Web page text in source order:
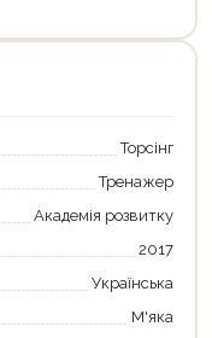
Торсінг
Тренажер
Академія розвитку
2017
Українська
М'яка